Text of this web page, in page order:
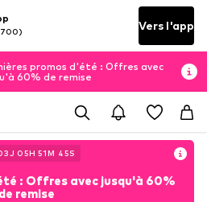
Vers l'app
promos d'été : Offres avec
60% de remise
J 05H 51M 43S
: Offres avec jusqu'à 60%
de remise